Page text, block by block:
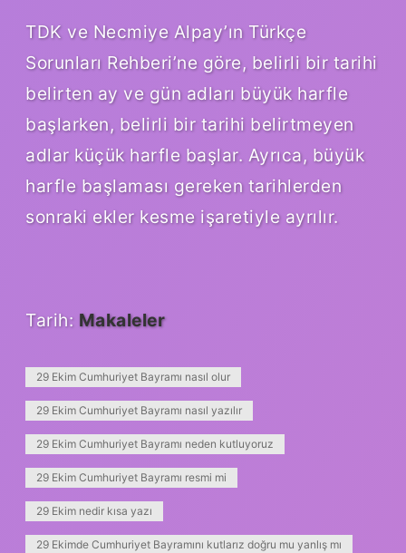
TDK ve Necmiye Alpay’ın Türkçe
Sorunları Rehberi’ne göre, belirli bir tarihi
belirten ay ve gün adları büyük harfle
başlarken, belirli bir tarihi belirtmeyen
adlar küçük harfle başlar. Ayrıca, büyük
harfle başlaması gereken tarihlerden
sonraki ekler kesme işaretiyle ayrılır.
Tarih: Makaleler
29 Ekim Cumhuriyet Bayramı nasıl olur
29 Ekim Cumhuriyet Bayramı nasıl yazılır
29 Ekim Cumhuriyet Bayramı neden kutluyoruz
29 Ekim Cumhuriyet Bayramı resmi mi
29 Ekim nedir kısa yazı
29 Ekimde Cumhuriyet Bayramını kutlarız doğru mu yanlış mı